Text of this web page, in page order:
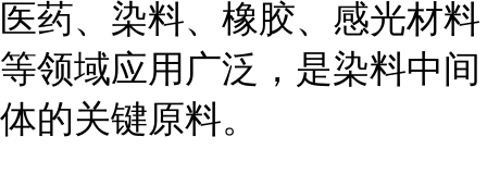
医药、染料、橡胶、感光材料
等领域应用广泛，是染料中间
体的关键原料。